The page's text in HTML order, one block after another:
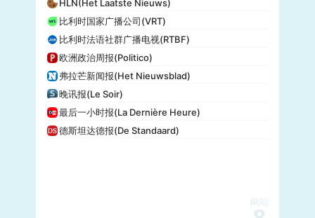
HLN(Het Laatste Nieuws)
比利时国家广播公司(VRT)
比利时法语社群广播电视(RTBF)
欧洲政治周报(Politico)
弗拉芒新闻报(Het Nieuwsblad)
晚讯报(Le Soir)
最后一小时报(La Dernière Heure)
德斯坦达德报(De Standaard)
网站